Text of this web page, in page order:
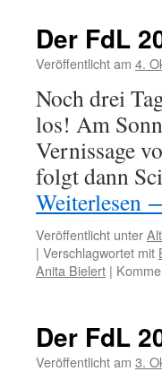
Der FdL
Veröffentlicht am 4.
Noch drei
los! Am
Vernissage
folgt dann
Weiterlesen
Veröffentlicht unter
| Verschlagwortet mit
Anita Bielert |
Der FdL
Veröffentlicht am 3.